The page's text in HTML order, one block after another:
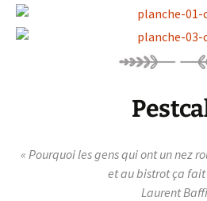
« Pourquoi les gens qui ont un nez
et au bistrot ça fait
Laurent